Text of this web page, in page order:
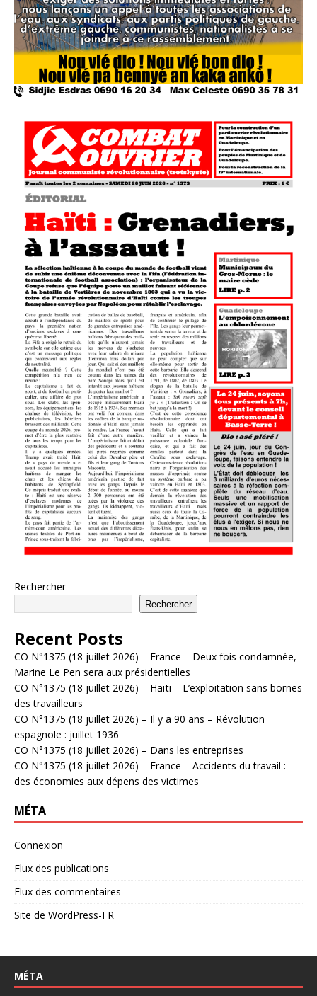
Rechercher
Rechercher
Recent Posts
CO N°1375 (18 juillet 2026) – France – Deux fois condamnée,
Marine Le Pen sera aux présidentielles
CO N°1375 (18 juillet 2026) – Haïti – L’exploitation sans bornes
des travailleurs
CO N°1375 (18 juillet 2026) – Il y a 90 ans – Révolution
espagnole : juillet 1936
CO N°1375 (18 juillet 2026) – Dans les entreprises
CO N°1375 (18 juillet 2026) – France – Accidents du travail :
des économies aux dépens des victimes
MÉTA
Connexion
Flux des publications
Flux des commentaires
Site de WordPress-FR
MÉTA